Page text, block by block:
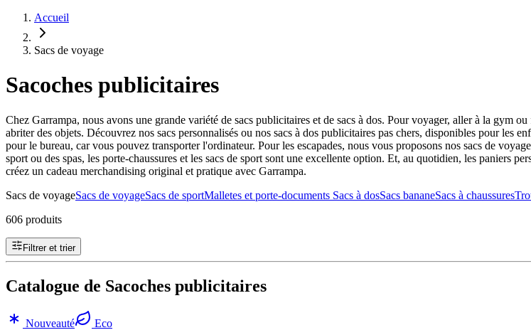
Accueil
Sacs de voyage
Sacoches publicitaires
Chez Garrampa, nous avons une grande variété de sacs publicitaires et de sacs à dos. Pour voyager, aller à la gym
abriter des objets. Découvrez nos sacs personnalisés ou nos sacs à dos publicitaires pas chers, disponibles pour les
pour le bureau, car vous pouvez transporter l'ordinateur. Pour les escapades, nous vous proposons nos sacs de
sport ou des spas, les porte-chaussures et les sacs de sport sont une excellente option. Et, au quotidien, les paniers
créez un cadeau merchandising original et pratique avec Garrampa.
Sacs de voyageSacs de voyageSacs de sportMalletes et porte-documents Sacs à dosSacs bananeSacs à chaussures
606 produits
Filtrer et trier
Catalogue de Sacoches publicitaires
Nouveauté Eco